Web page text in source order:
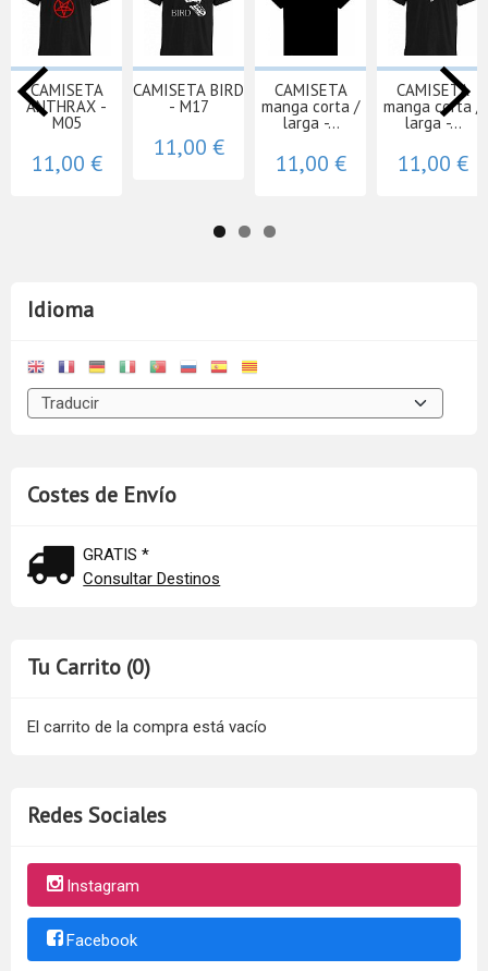
Idioma
Costes de Envío
GRATIS *
Consultar Destinos
Tu Carrito (0)
El carrito de la compra está vacío
Redes Sociales
Instagram
Facebook
CAMISETA
ANTHRAX -
M05
11,00 €
CAMISETA BIRD
- M17
11,00 €
CAMISETA
manga corta /
larga -...
11,00 €
CAMISETA
manga corta /
larga -...
11,00 €